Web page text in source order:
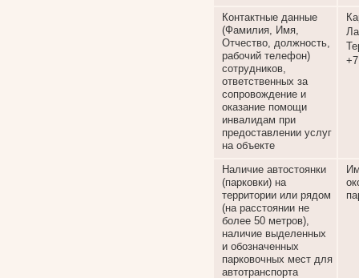
Контактные данные
(Фамилия, Имя,
Отчество, должность,
рабочий телефон)
сотрудников,
ответственных за
сопровождение и
оказание помощи
инвалидам при
предоставлении услуг
на объекте
Наличие автостоянки
(парковки) на
территории или рядом
(на расстоянии не
более 50 метров),
наличие выделенных
и обозначенных
парковочных мест для
автотранспорта